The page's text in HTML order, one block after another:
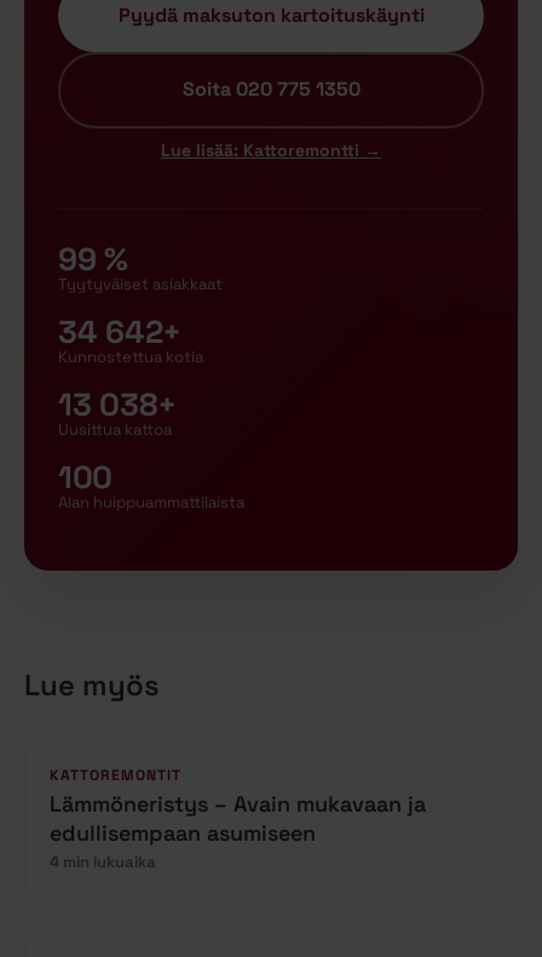
Pyydä maksuton kartoituskäynti
Soita 020 775 1350
Lue lisää: Kattoremontti →
99 %
Tyytyväiset asiakkaat
34 642+
Kunnostettua kotia
13 038+
Uusittua kattoa
100
Alan huippuammattilaista
Lue myös
KATTOREMONTIT
Lämmöneristys – Avain mukavaan ja
edullisempaan asumiseen
4 min lukuaika